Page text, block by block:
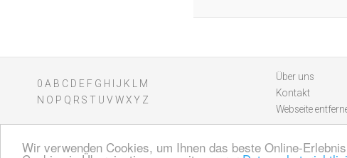
Wir verwenden Cookies, um Ihnen das beste Online-
0 A B C D E F G H J K
M
N O P Q R S T U V WXY Z
Über uns
Kontakt
Webseite